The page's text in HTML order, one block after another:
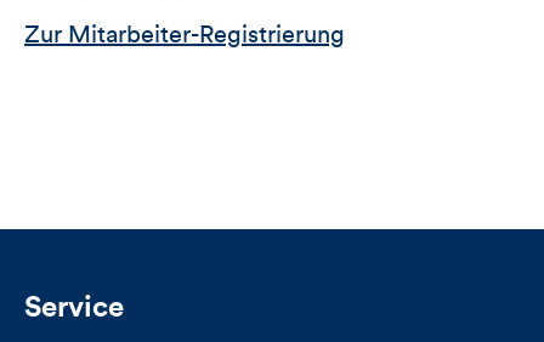
Zur Mitarbeiter-Registrierung
Service